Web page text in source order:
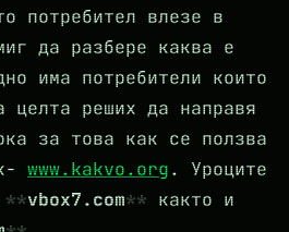
потребител влезе в
да разбере каква е
има потребители които
целта реших да направя
за това как се ползва
www.kakvo.org. Уроците
vbox7.com
както и